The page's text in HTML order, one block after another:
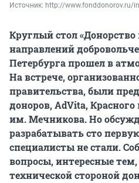
Источник: http://www.fonddonorov.ru/
Круглый стол «Донорство
направлений
Петербурга прошел в
На встрече,
правительства, были
доноров, AdVita, Красного
им. Мечникова. Но
разрабатывать сто
специалисты не стали.
вопросы, интересные
технической стороной